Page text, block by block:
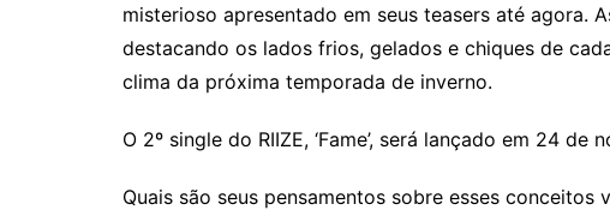
misterioso apresentado em seus teasers até agora.
destacando os lados frios, gelados e chiques de
clima da próxima temporada de inverno.
O 2º single do RIIZE, ‘Fame’, será lançado em 24 de
Quais são seus pensamentos sobre esses conceitos